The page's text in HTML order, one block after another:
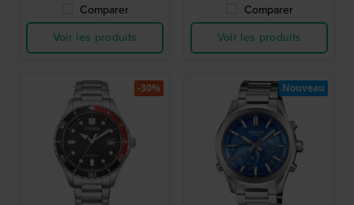
Comparer
Voir les produits
Comparer
Voir les produits
-30% Nouveau